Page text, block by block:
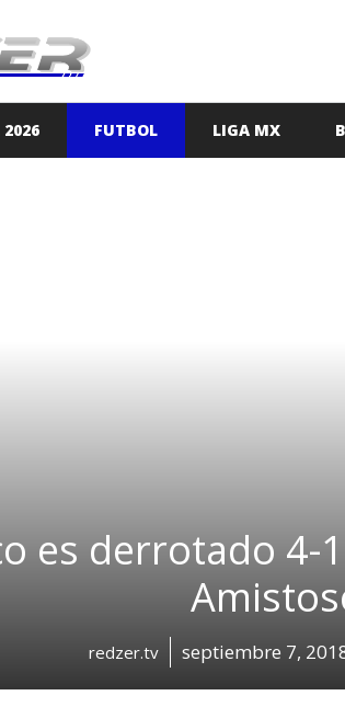
FUTBOL LIGA MX
es derrotado 4-
redzer.tv septiembre 7,